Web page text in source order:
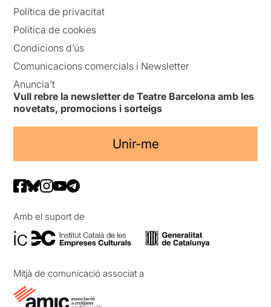
Política de privacitat
Política de cookies
Condicions d’ús
Comunicacions comercials i Newsletter
Anuncia’t
Vull rebre la newsletter de Teatre Barcelona amb les
novetats, promocions i sorteigs
Unir-me
Amb el suport de
Mitjà de comunicació associat a